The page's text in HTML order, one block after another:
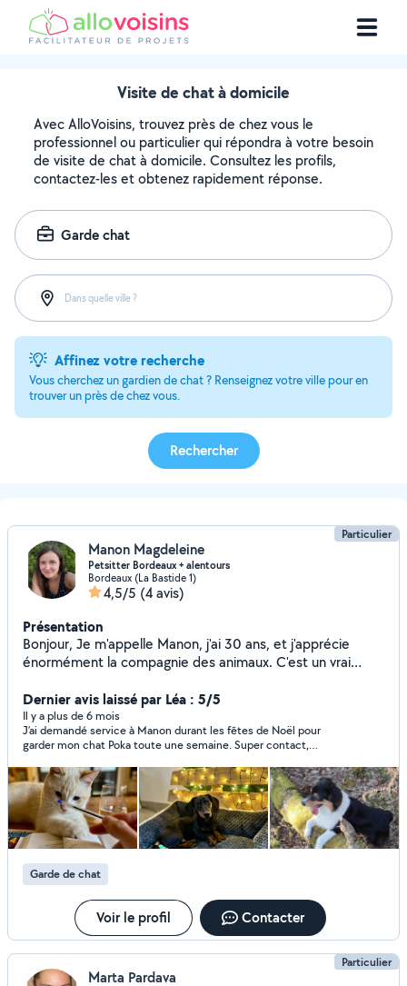
Visite de chat à domicile
Avec AlloVoisins, trouvez près de chez vous le
professionnel ou particulier qui répondra à votre besoin
de visite de chat à domicile. Consultez les profils,
contactez-les et obtenez rapidement réponse.
Garde chat
Dans quelle ville ?
Affinez votre recherche
Vous cherchez un gardien de chat ? Renseignez votre ville pour en
trouver un près de chez vous.
Rechercher
Particulier
Manon Magdeleine
Petsitter Bordeaux + alentours
Bordeaux (La Bastide 1)
4,5/5 (4 avis)
Présentation
Bonjour, Je m'appelle Manon, j'ai 30 ans, et j'apprécie
énormément la compagnie des animaux. C'est un vrai
pour une promenade, une garde ponctuelle ou plusieurs
jours. Je veille toujours à leur bien-être et à respecter
leurs habitudes. Chaque animal a son caractère, et j'aime
m'y adapter : balade tranquille, jeux, câlins ou simple
présence rassurante. Mon but, c'est qu'il se sente aussi
bien qu'à la maison et que vous puissiez partir l'esprit
tranquille. Je suis disponible en semaine comme le week-
end, et je peux me déplacer facilement autour de
Bordeaux. N'hésitez pas à me contacter pour échanger sur
vos besoins, je réponds toujours avec plaisir. À bientôt !
Manon
Dernier avis laissé par Léa : 5/5
Il y a plus de 6 mois
J’ai demandé service à Manon durant les fêtes de Noël pour
garder mon chat Poka toute une semaine. Super contact,
recommande vivement pour faire garder vos animaux. À
bientôt Manon !
Garde de chat
Voir le profil Contacter
Particulier
Marta Pardava